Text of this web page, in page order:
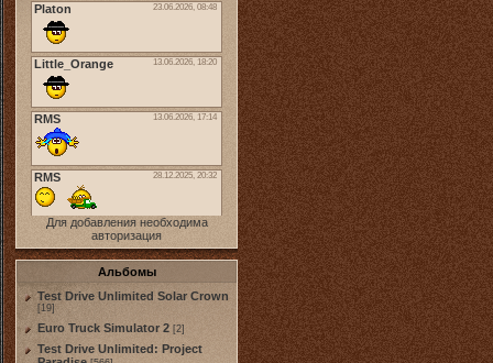
Для добавления необходима
авторизация
Альбомы
Test Drive Unlimited Solar Crown
[19]
Euro Truck Simulator 2 [2]
Test Drive Unlimited: Project